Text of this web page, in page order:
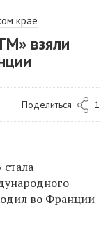
крае
взяли
Поделиться 1
во Франции